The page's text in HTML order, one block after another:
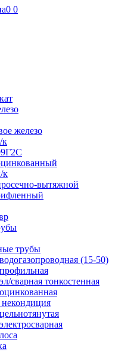
0 0
железо
к
к
вытяжной
трубы
(15-50)
сварная тонкостенная
некондиция